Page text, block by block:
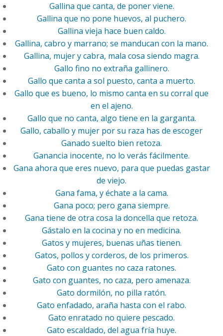
Gallina que canta, de poner viene.
Gallina que no pone huevos, al puchero.
Gallina vieja hace buen caldo.
Gallina, cabro y marrano; se manducan con la mano.
Gallina, mujer y cabra, mala cosa siendo magra.
Gallo fino no extraña gallinero.
Gallo que canta a sol puesto, canta a muerto.
Gallo que es bueno, lo mismo canta en su corral que
en el ajeno.
Gallo que no canta, algo tiene en la garganta.
Gallo, caballo y mujer por su raza has de escoger
Ganado suelto bien retoza.
Ganancia inocente, no lo verás fácilmente.
Gana ahora que eres nuevo, para que puedas gastar
de viejo.
Gana fama, y échate a la cama.
Gana poco; pero gana siempre.
Gana tiene de otra cosa la doncella que retoza.
Gástalo en la cocina y no en medicina.
Gatos y mujeres, buenas uñas tienen.
Gatos, pollos y corderos, de los primeros.
Gato con guantes no caza ratones.
Gato con guantes, no caza, pero amenaza.
Gato dormilón, no pilla ratón.
Gato enfadado, araña hasta con el rabo.
Gato enratado no quiere pescado.
Gato escaldado, del agua fría huye.